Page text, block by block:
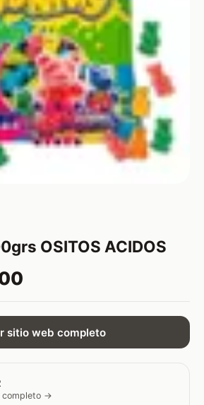
OSITOS ACIDOS
sitio web completo
completo →